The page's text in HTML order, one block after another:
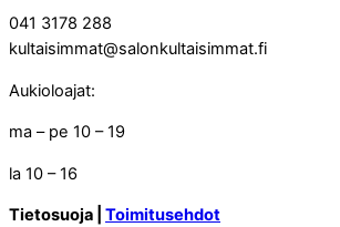
041 3178 288
kultaisimmat@salonkultaisimmat.fi
Aukioloajat:
ma – pe 10 – 19
la 10 – 16
Tietosuoja | Toimitusehdot